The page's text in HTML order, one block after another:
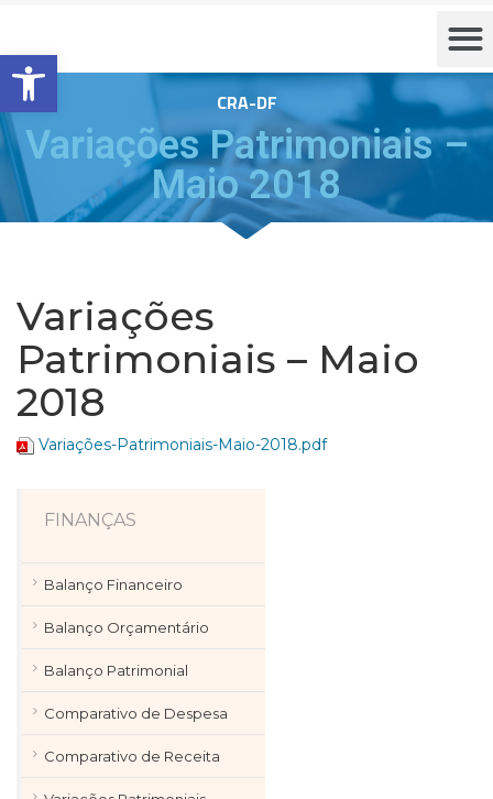
Barra de Ferramentas Aberta
CRA-DF
Variações Patrimoniais –
Maio 2018
Variações
Patrimoniais – Maio
2018
Variações-Patrimoniais-Maio-2018.pdf
FINANÇAS
Balanço Financeiro
Balanço Orçamentário
Balanço Patrimonial
Comparativo de Despesa
Comparativo de Receita